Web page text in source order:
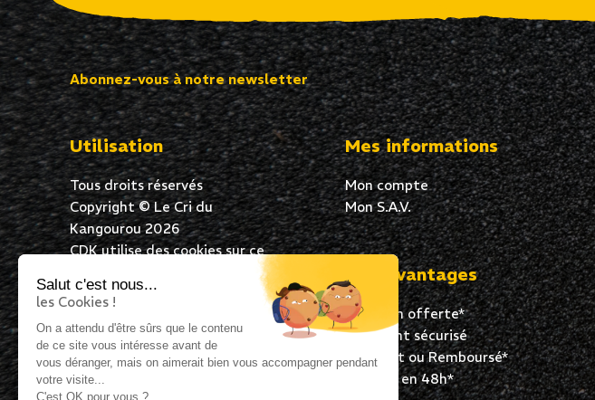
Salut c'est nous...
les Cookies !
On a attendu d'être sûrs que le contenu
de ce site vous intéresse avant de
vous déranger, mais on aimerait bien vous accompagner pendant
votre visite...
C'est OK pour vous ?
Abonnez-vous à notre newsletter
Utilisation
Tous droits réservés
Copyright © Le Cri du
Kangourou 2026
CDK utilise des cookies sur ce
excellente expérience de
utilisateurs. En poursuivant
votre navigation, vous acceptez
l’utilisation de cookies.
Mes informations
Mon compte
Mon S.A.V.
Mes avantages
Livraison offerte*
Paiement sécurisé
Satisfait ou Remboursé*
Expédié en 48h*